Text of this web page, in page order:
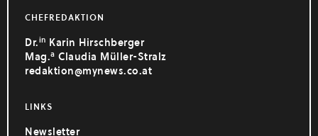
CHEFREDAKTION
Dr.in Karin Hirschberger
Mag.a Claudia Müller-Stralz
redaktion@mynews.co.at
LINKS
Newsletter